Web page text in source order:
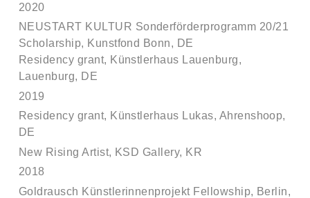
2020
NEUSTART KULTUR Sonderförderprogramm 20/21
Scholarship, Kunstfond Bonn, DE
Residency grant, Künstlerhaus Lauenburg,
Lauenburg, DE
2019
Residency grant, Künstlerhaus Lukas, Ahrenshoop,
DE
New Rising Artist, KSD Gallery, KR
2018
Goldrausch Künstlerinnenprojekt Fellowship, Berlin,